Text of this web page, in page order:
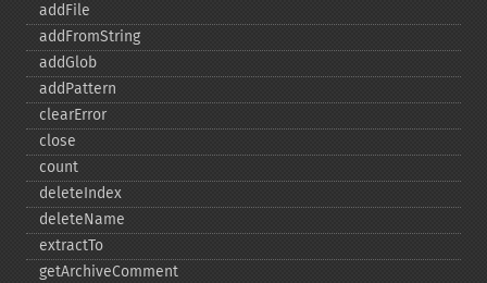
addFile
addFromString
addGlob
addPattern
clearError
close
count
deleteIndex
deleteName
extractTo
getArchiveComment